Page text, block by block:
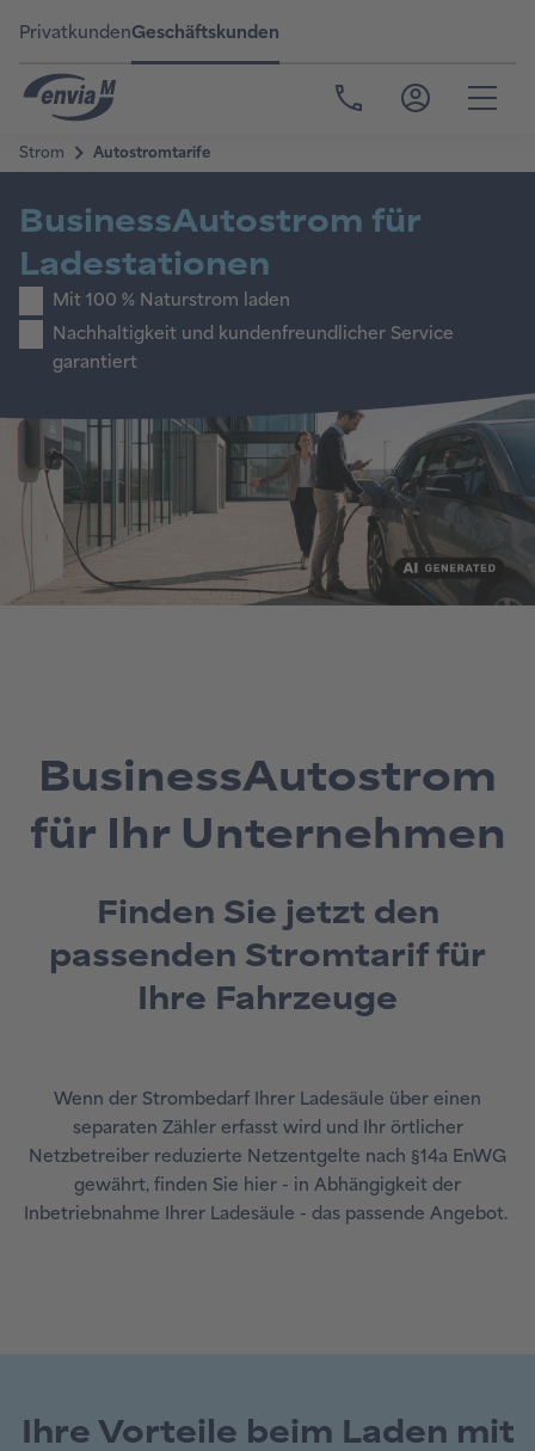
PrivatkundenGeschäftskunden
BusinessAutostrom
für Ihr Unternehmen
Finden Sie jetzt den
passenden Stromtarif für
Ihre Fahrzeuge
Wenn der Strombedarf Ihrer Ladesäule über einen
separaten Zähler erfasst wird und Ihr örtlicher
Netzbetreiber reduzierte Netzentgelte nach §14a EnWG
gewährt, finden Sie hier - in Abhängigkeit der
Inbetriebnahme Ihrer Ladesäule - das passende Angebot.